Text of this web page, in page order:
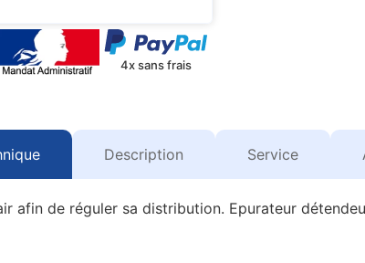
4x sans frais
Description Service
afin de réguler sa distribution. Epurateur